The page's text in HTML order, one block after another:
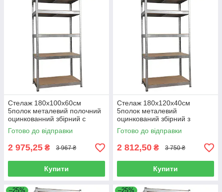
Стелаж 180х100х60см
5полок металевий полочний
оцинкованний збірний с
полками ДСП
Готово до відправки
2 975,25 ₴ 3 967 ₴
Купити
Стелаж 180x120x40см
5полок металевий
оцинкований збірний з
полицями ДСП
Готово до відправки
2 812,50 ₴ 3 750 ₴
Купити
–25% –25%